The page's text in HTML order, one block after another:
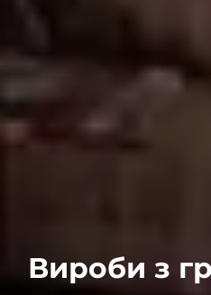
Вироби з